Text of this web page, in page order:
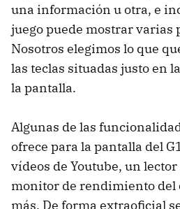
una información u otra, e
juego puede mostrar varias
Nosotros elegimos lo que
las teclas situadas justo en
la pantalla.
Algunas de las
ofrece para la pantalla del
vídeos de Youtube, un lector
monitor de rendimiento del
más. De forma extraoficial